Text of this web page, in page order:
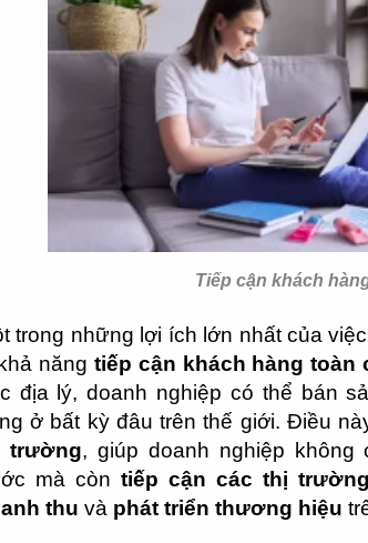
Tiếp cận khách
trong những lợi ích lớn nhất của
năngtiếp cận khách hàng toàn
địa lý, doanh nghiệp có thể bán
ở bất kỳ đâu trên thế giới. Điều
trường, giúp doanh nghiệp không
mà còn tiếp cận các thị
thu và phát triển thương hiệu